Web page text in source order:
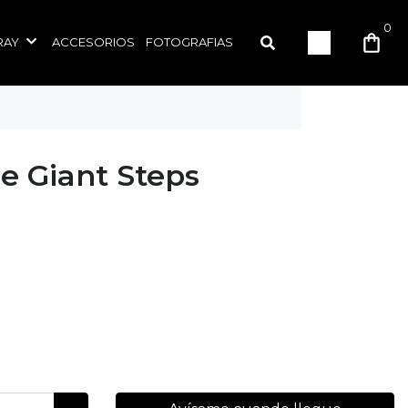
ACCESORIOS FOTOGRAFIAS
0
Giant Steps